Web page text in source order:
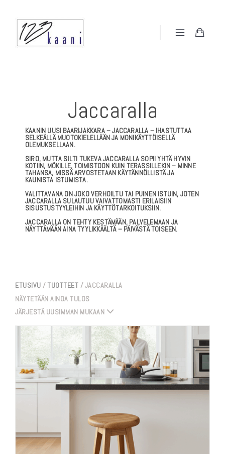
Jaccaralla
KAANIN UUSI BAARIJAKKARA – JACCARALLA – IHASTUTTAA
SELKEÄLLÄ MUOTOKIELELLÄÄN JA MONIKÄYTTÖISELLÄ
OLEMUKSELLAAN.
SIRO, MUTTA SILTI TUKEVA JACCARALLA SOPII YHTÄ HYVIN
KOTIIN, MÖKILLE, TOIMISTOON KUIN TERASSILLEKIN – MINNE
TAHANSA, MISSÄ ARVOSTETAAN KÄYTÄNNÖLLISTÄ JA
KAUNISTA ISTUMISTA.
VALITTAVANA ON JOKO VERHOILTU TAI PUINEN ISTUIN, JOTEN
JACCARALLA SULAUTUU VAIVATTOMASTI ERILAISIIN
SISUSTUSTYYLEIHIN JA KÄYTTÖTARKOITUKSIIN.
JACCARALLA ON TEHTY KESTÄMÄÄN, PALVELEMAAN JA
NÄYTTÄMÄÄN AINA TYYLIKKÄÄLTÄ – PÄIVÄSTÄ TOISEEN.
ETUSIVU /TUOTTEET / JACCARALLA
NÄYTETÄÄN AINOA TULOS
JÄRJESTÄ UUSIMMAN MUKAAN